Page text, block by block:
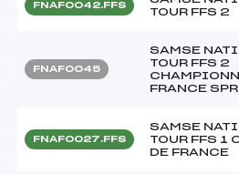
FNAF0042.FFS
TOUR FFS 2
FNAF0045
SAMSE
TOUR FFS 2
FRANCE
FNAF0027.FFS
SAMSE
TOUR FFS 1
DE FRANCE